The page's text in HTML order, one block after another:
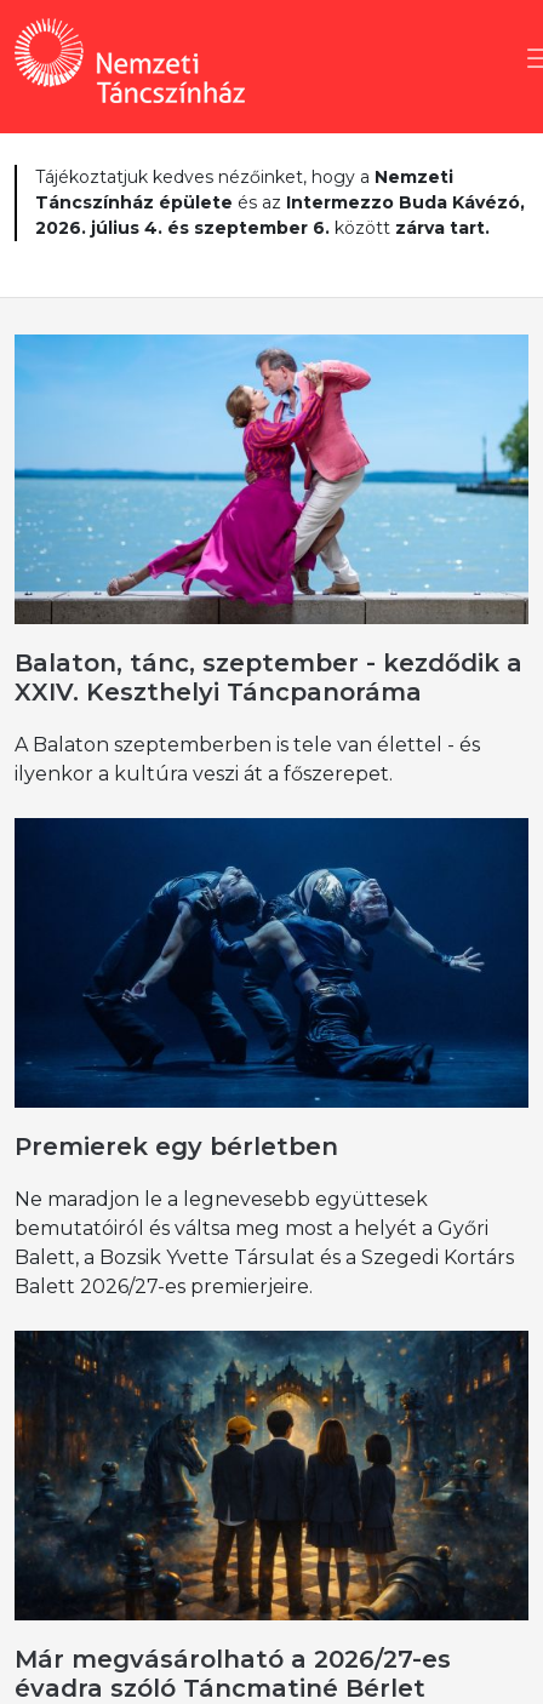
Tájékoztatjuk kedves nézőinket, hogy a Nemzeti
Táncszínház épülete és az Intermezzo Buda Kávézó,
2026. július 4. és szeptember 6. között zárva tart.
Balaton, tánc, szeptember - kezdődik a
XXIV. Keszthelyi Táncpanoráma
A Balaton szeptemberben is tele van élettel - és
ilyenkor a kultúra veszi át a főszerepet.
Premierek egy bérletben
Ne maradjon le a legnevesebb együttesek
bemutatóiról és váltsa meg most a helyét a Győri
Balett, a Bozsik Yvette Társulat és a Szegedi Kortárs
Balett 2026/27-es premierjeire.
Már megvásárolható a 2026/27-es
évadra szóló Táncmatiné Bérlet